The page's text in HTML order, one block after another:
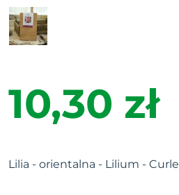
10,30 zł
Lilia - orientalna - Lilium -